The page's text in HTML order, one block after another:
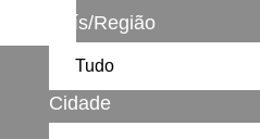
País/Região
Cidade